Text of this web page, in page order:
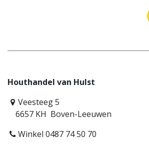
Houthandel van Hulst
Veesteeg 5
6657 KH Boven-Leeuwen
Winkel 0487 74 50 70